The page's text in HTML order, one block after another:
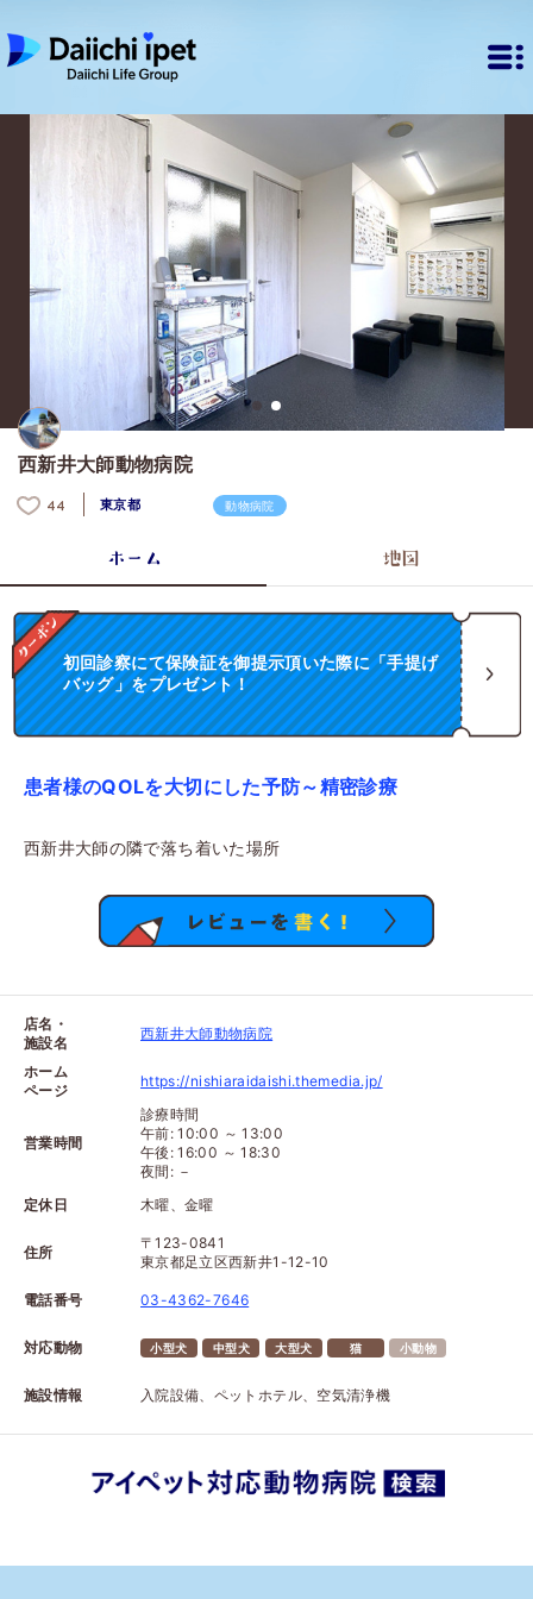
西新井大師動物病院
44 東京都 動物病院
ホーム 地図
初回診察にて保険証を御提示頂いた際に「手提げ
バッグ」をプレゼント！
患者様のQOLを大切にした予防～精密診療
西新井大師の隣で落ち着いた場所
店名・
施設名
西新井大師動物病院
ホーム
ページ
https://nishiaraidaishi.themedia.jp/
営業時間
診療時間
午前: 10:00 ～ 13:00
午後: 16:00 ～ 18:30
夜間: －
定休日
木曜、金曜
住所
〒123-0841
東京都足立区西新井1-12-10
電話番号 03-4362-7646
対応動物 小型犬 中型犬 大型犬 猫 小動物
施設情報 入院設備、ペットホテル、空気清浄機